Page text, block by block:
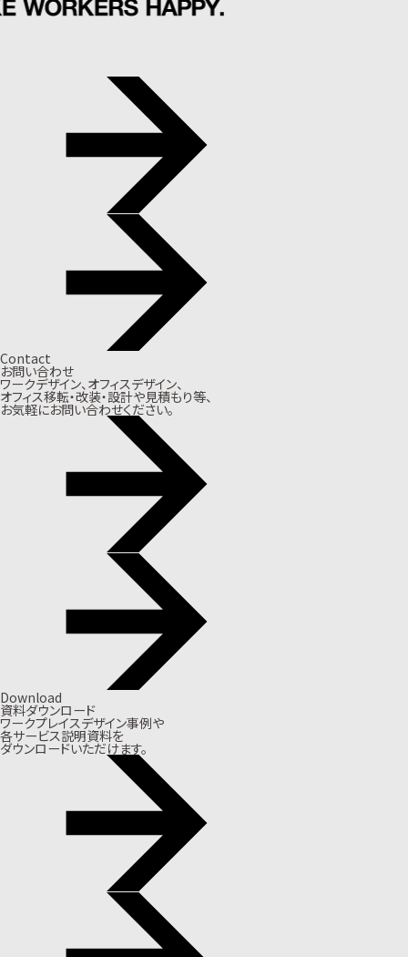
Contact
お問い合わせ
ワークデザイン、オフィスデザイン、
オフィス移転・改装・設計や見積もり等、
お気軽にお問い合わせください。
Download
資料ダウンロード
ワークプレイスデザイン事例や
各サービス説明資料を
ダウンロードいただけます。